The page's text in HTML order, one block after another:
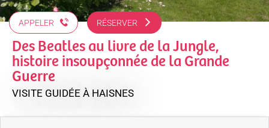
APPELER RÉSERVER
Des Beatles au livre de la Jungle,
histoire insoupçonnée de la Grande
Guerre
VISITE GUIDÉE À HAISNES